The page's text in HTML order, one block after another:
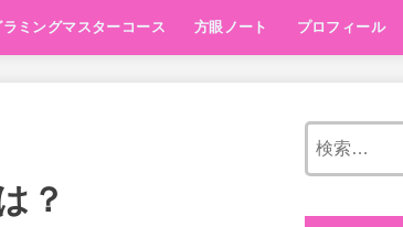
ミングマスターコース 方眼ノート プロフィール
？